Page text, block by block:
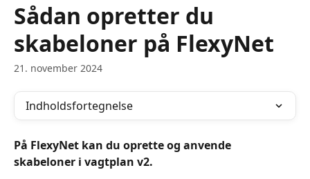
Sådan opretter du
skabeloner på FlexyNet
21. november 2024
Indholdsfortegnelse
På FlexyNet kan du oprette og anvende
skabeloner i vagtplan v2.